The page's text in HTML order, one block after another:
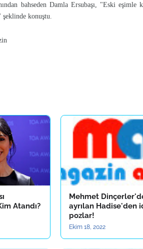
bahseden Damla Ersubaşı, "Eski eşimle
konuştu.
Atandı?
Mehmet
ayrılan Hadise'den
pozlar!
Ekim 18, 2022